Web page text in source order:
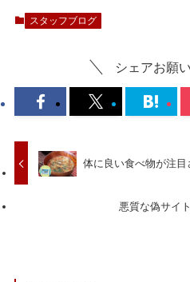
スタッフブログ
シェアお願
体に良い食べ物が注目
悪質な偽サイ